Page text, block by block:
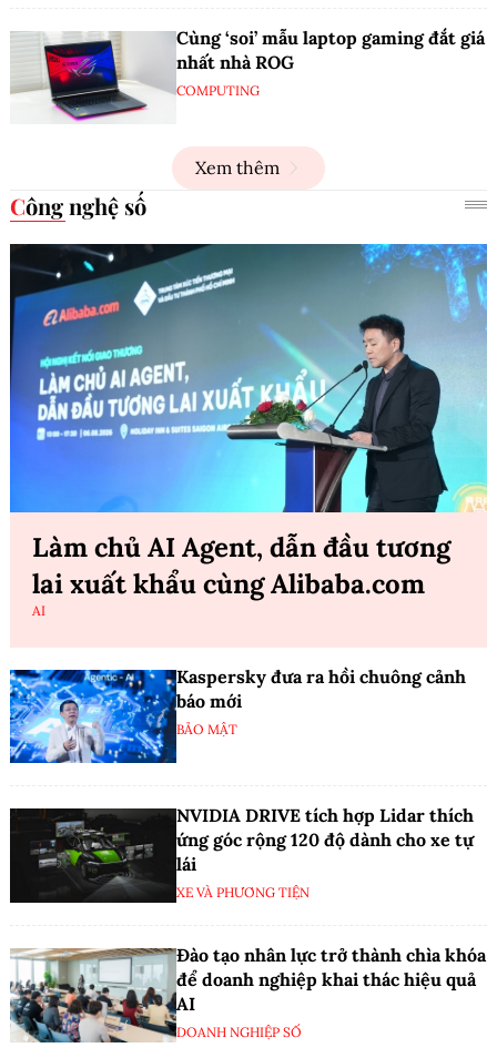
Cùng ‘soi’ mẫu laptop gaming đắt giá
nhất nhà ROG
COMPUTING
Xem thêm
Công nghệ số
Làm chủ AI Agent, dẫn đầu tương
lai xuất khẩu cùng Alibaba.com
AI
Kaspersky đưa ra hồi chuông cảnh
báo mới
BẢO MẬT
NVIDIA DRIVE tích hợp Lidar thích
ứng góc rộng 120 độ dành cho xe tự
lái
XE VÀ PHƯƠNG TIỆN
Đào tạo nhân lực trở thành chìa khóa
để doanh nghiệp khai thác hiệu quả
AI
DOANH NGHIỆP SỐ